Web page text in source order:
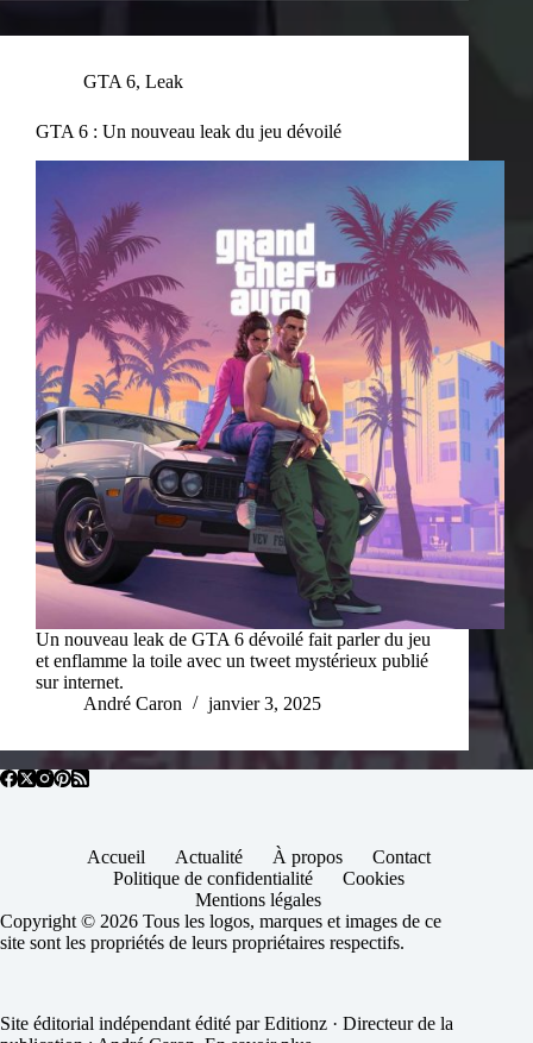
GTA 6, Leak
GTA 6 : Un nouveau leak du jeu dévoilé
Un nouveau leak de GTA 6 dévoilé fait parler du jeu
et enflamme la toile avec un tweet mystérieux publié
sur internet.
André Caron
janvier 3, 2025
Accueil Actualité À propos
Contact
Politique de confidentialité
Cookies
Mentions légales
Copyright © 2026 Tous les logos, marques et images de ce
site sont les propriétés de leurs propriétaires respectifs.
Site éditorial indépendant édité par Editionz · Directeur de la